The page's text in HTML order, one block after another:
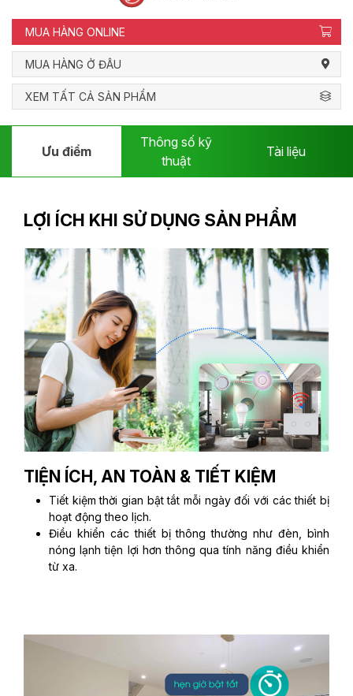
MUA HÀNG ONLINE
MUA HÀNG Ở ĐÂU
XEM TẤT CẢ SẢN PHẨM
Ưu điểm
Thông số kỹ
thuật
Tài liệu
LỢI ÍCH KHI SỬ DỤNG SẢN PHẨM
TIỆN ÍCH, AN TOÀN & TIẾT KIỆM
Tiết kiệm thời gian bật tắt mỗi ngày đối với các thiết bị
hoạt động theo lịch.
Điều khiển các thiết bị thông thường như đèn, bình
nóng lạnh tiện lợi hơn thông qua tính năng điều khiển
từ xa.